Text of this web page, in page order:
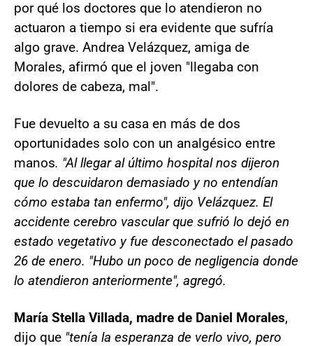
por qué los doctores que lo atendieron no
actuaron a tiempo si era evidente que sufría
algo grave. Andrea Velázquez, amiga de
Morales, afirmó que el joven "llegaba con
dolores de cabeza, mal".
Fue devuelto a su casa en más de dos
oportunidades solo con un analgésico entre
manos. "Al llegar al último hospital nos dijeron
que lo descuidaron demasiado y no entendían
cómo estaba tan enfermo", dijo Velázquez. El
accidente cerebro vascular que sufrió lo dejó en
estado vegetativo y fue desconectado el pasado
26 de enero. "Hubo un poco de negligencia donde
lo atendieron anteriormente", agregó.
María Stella Villada, madre de Daniel Morales,
dijo que "tenía la esperanza de verlo vivo, pero